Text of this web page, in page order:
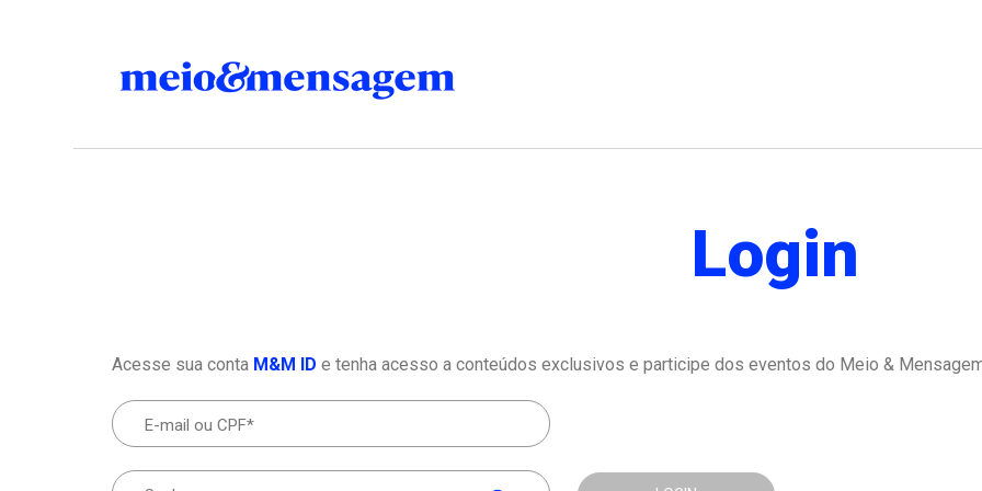
Login
Acesse sua conta M&M ID e tenha acesso a conteúdos exclusivos e participe dos eventos do Meio &